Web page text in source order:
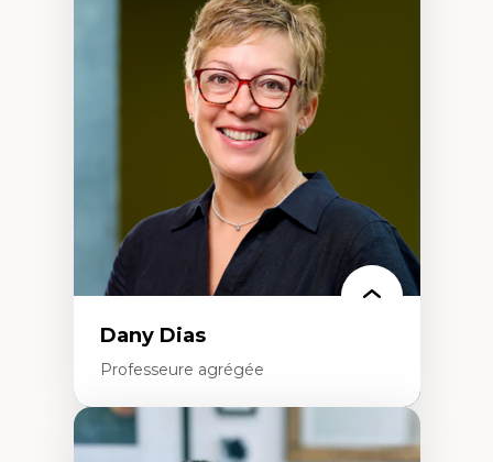
Théories du développement
Économie politique comparée
Élites économiques
Sociologie économique
Extractivisme
Classes sociales
Mouvements sociaux
Théories de l’État
Dany Dias
Professeure agrégée
Expertises